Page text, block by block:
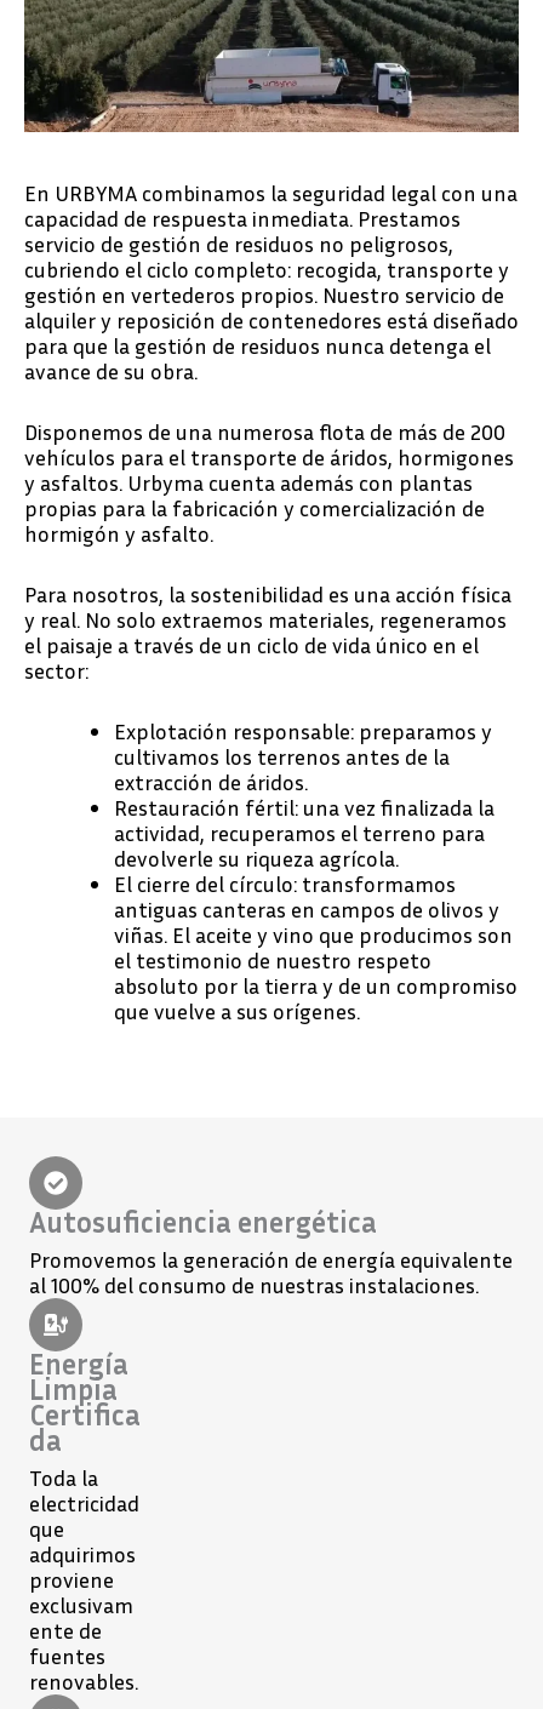
En URBYMA combinamos la seguridad legal con una
capacidad de respuesta inmediata. Prestamos
servicio de gestión de residuos no peligrosos,
cubriendo el ciclo completo: recogida, transporte y
gestión en vertederos propios. Nuestro servicio de
alquiler y reposición de contenedores está diseñado
para que la gestión de residuos nunca detenga el
avance de su obra.
Disponemos de una numerosa flota de más de 200
vehículos para el transporte de áridos, hormigones
y asfaltos. Urbyma cuenta además con plantas
propias para la fabricación y comercialización de
hormigón y asfalto.
Para nosotros, la sostenibilidad es una acción física
y real. No solo extraemos materiales, regeneramos
el paisaje a través de un ciclo de vida único en el
sector:
Explotación responsable: preparamos y
cultivamos los terrenos antes de la
extracción de áridos.
Restauración fértil: una vez finalizada la
actividad, recuperamos el terreno para
devolverle su riqueza agrícola.
El cierre del círculo: transformamos
antiguas canteras en campos de olivos y
viñas. El aceite y vino que producimos son
el testimonio de nuestro respeto
absoluto por la tierra y de un compromiso
que vuelve a sus orígenes.
Autosuficiencia energética
Promovemos la generación de energía equivalente
al 100% del consumo de nuestras instalaciones.
Energía
Limpia
Certifica
da
Toda la
electricidad
que
adquirimos
proviene
exclusivam
ente de
fuentes
renovables.